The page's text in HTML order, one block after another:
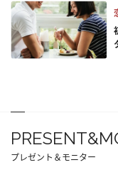
プレゼント＆モニター